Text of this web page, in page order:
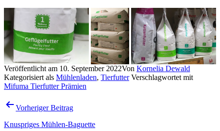
Veröffentlicht am 10. September 2022Von Kornelia Dewald
Kategorisiert als Mühlenladen, Tierfutter Verschlagwortet mit
Mifuma Tierfutter Prämien
Beitragsnavigation
Vorheriger Beitrag
Knuspriges Mühlen-Baguette